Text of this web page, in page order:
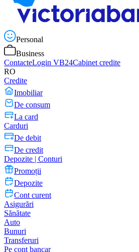
Personal
Business
ContacteLogin VB24Cabinet credite
RO
Credite
Imobiliar
De consum
La card
Carduri
De debit
De credit
Depozite | Conturi
Promoții
Depozite
Cont curent
Asigurări
Sănătate
Auto
Bunuri
Transferuri
Pe cont bancar